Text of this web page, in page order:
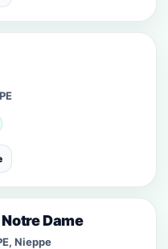
Dame
Nieppe